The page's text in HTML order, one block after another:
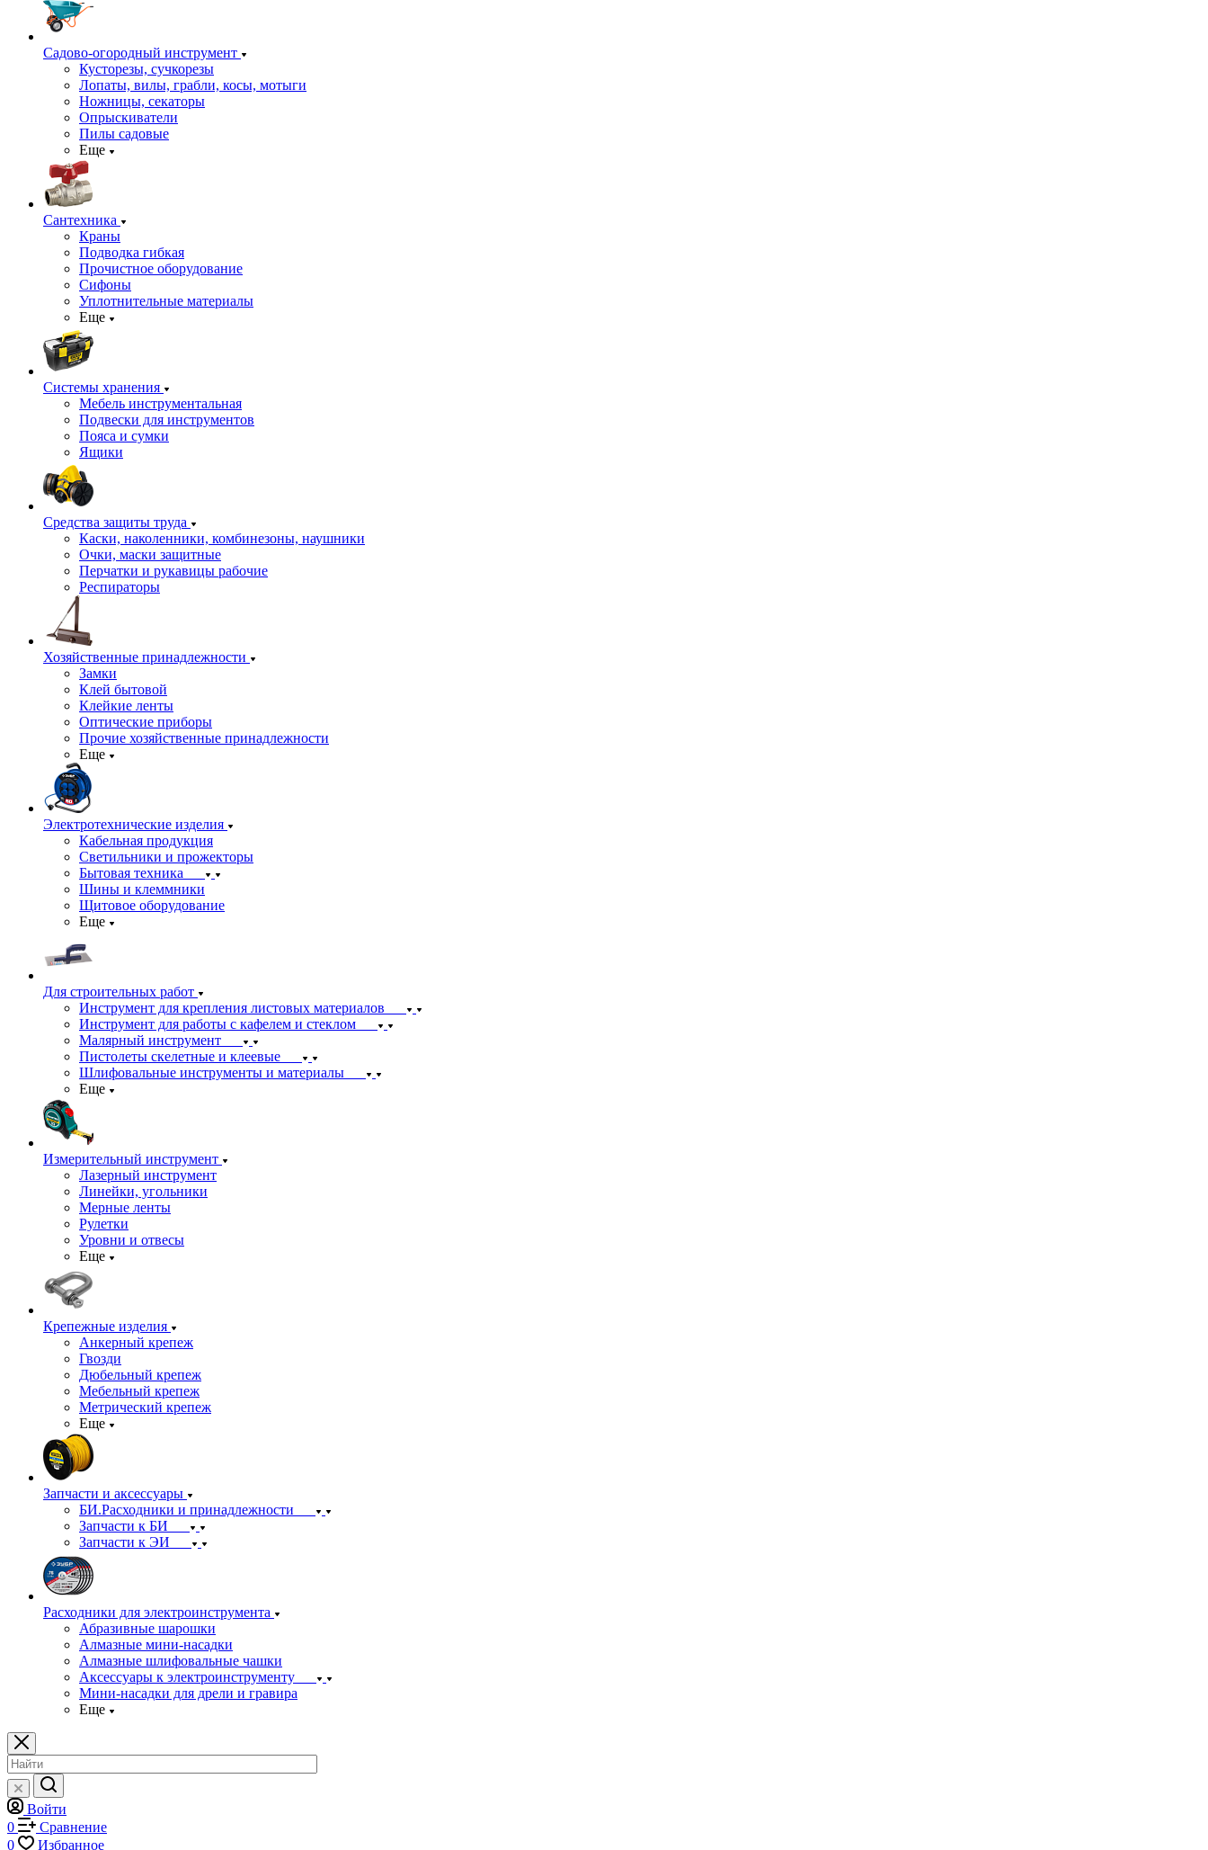
Садово-огородный инструмент
Кусторезы, сучкорезы
Лопаты, вилы, грабли, косы, мотыги
Ножницы, секаторы
Опрыскиватели
Пилы садовые
Еще
Сантехника
Краны
Подводка гибкая
Прочистное оборудование
Сифоны
Уплотнительные материалы
Еще
Системы хранения
Мебель инструментальная
Подвески для инструментов
Пояса и сумки
Ящики
Средства защиты труда
Каски, наколенники, комбинезоны, наушники
Очки, маски защитные
Перчатки и рукавицы рабочие
Респираторы
Хозяйственные принадлежности
Замки
Клей бытовой
Клейкие ленты
Оптические приборы
Прочие хозяйственные принадлежности
Еще
Электротехнические изделия
Кабельная продукция
Светильники и прожекторы
Бытовая техника
Шины и клеммники
Щитовое оборудование
Еще
Для строительных работ
Инструмент для крепления листовых материалов
Инструмент для работы с кафелем и стеклом
Малярный инструмент
Пистолеты скелетные и клеевые
Шлифовальные инструменты и материалы
Еще
Измерительный инструмент
Лазерный инструмент
Линейки, угольники
Мерные ленты
Рулетки
Уровни и отвесы
Еще
Крепежные изделия
Анкерный крепеж
Гвозди
Дюбельный крепеж
Мебельный крепеж
Метрический крепеж
Еще
Запчасти и аксессуары
БИ.Расходники и принадлежности
Запчасти к БИ
Запчасти к ЭИ
Расходники для электроинструмента
Абразивные шарошки
Алмазные мини-насадки
Алмазные шлифовальные чашки
Аксессуары к электроинструменту
Мини-насадки для дрели и гравира
Еще
Войти
0
Сравнение
0
Избранное